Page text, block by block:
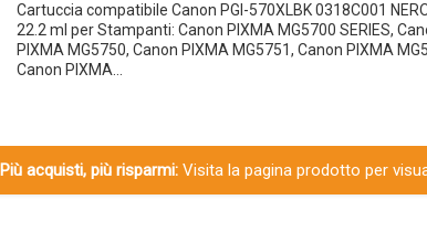
Cartuccia compatibile Canon PGI-570XLBK 0318C001
22.2 ml per Stampanti: Canon PIXMA MG5700 SERIES,
PIXMA MG5750, Canon PIXMA MG5751, Canon PIXMA
Canon PIXMA…
Più acquisti, più risparmi:Visita la pagina prodotto per